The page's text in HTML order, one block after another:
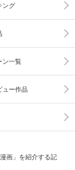
ング
ン一覧
ュー作品
画」を紹介する記